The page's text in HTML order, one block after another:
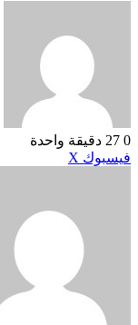
0
دقيقة واحدة
فيسبوك X